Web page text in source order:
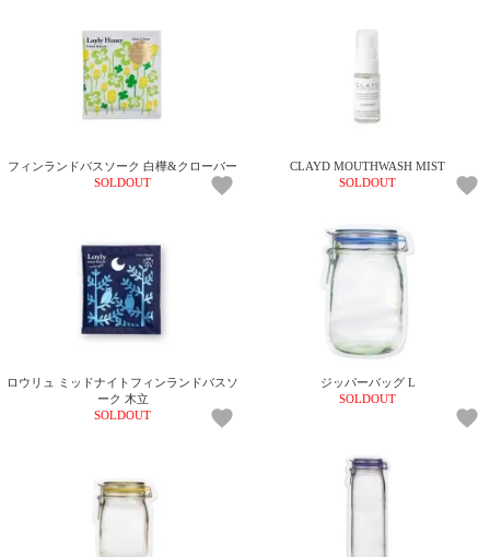
フィンランドバスソーク 白樺&クローバー
SOLDOUT
CLAYD MOUTHWASH MIST
SOLDOUT
ロウリュ ミッドナイトフィンランドバスソ
ーク 木立
SOLDOUT
ジッパーバッグ L
SOLDOUT